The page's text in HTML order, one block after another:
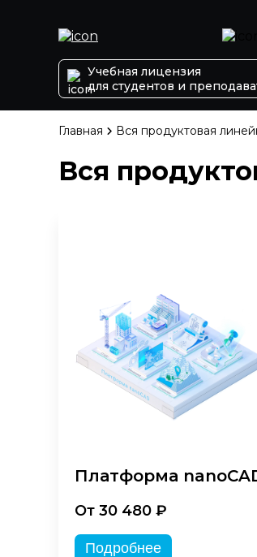
Учебная лицензия
для студентов и
Главная Вся продуктовая
Вся
Платформа
От 30 480 ₽
Подробнее